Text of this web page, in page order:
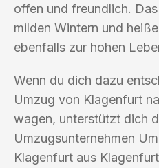
offen und freundlich.
milden Wintern und
ebenfalls zur hohen
Wenn du dich dazu
Umzug von Klagenfurt
wagen, unterstützt dich
Umzugsunternehmen
Klagenfurt aus